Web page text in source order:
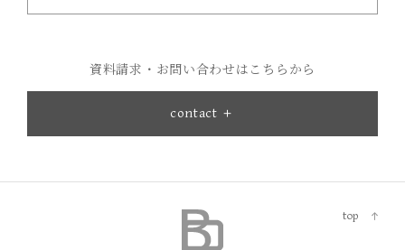
資料請求・お問い合わせはこちらから
contact ＋
top